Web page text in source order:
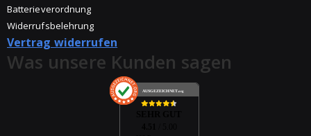
Batterieverordnung
Widerrufsbelehrung
Vertrag widerrufen
Was unsere Kunden sagen
AUSGEZEICHNET.org